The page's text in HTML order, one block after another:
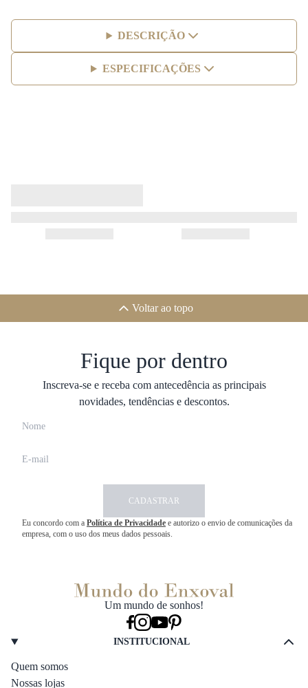
DESCRIÇÃO
ESPECIFICAÇÕES
Voltar ao topo
Fique por dentro
Inscreva-se e receba com antecedência as principais
novidades, tendências e descontos.
CADASTRAR
Eu concordo com a Política de Privacidade e autorizo o envio de comunicações da
empresa, com o uso dos meus dados pessoais.
Um mundo de sonhos!
INSTITUCIONAL
Quem somos
Nossas lojas